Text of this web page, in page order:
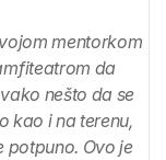
mentorkom
da
nešto da se
kao i na terenu,
potpuno. Ovo je